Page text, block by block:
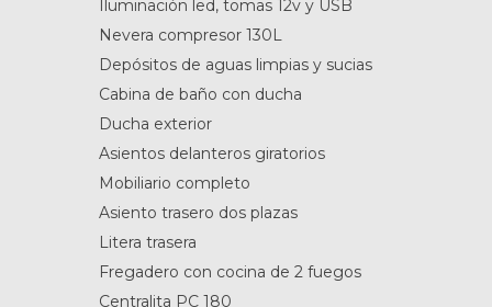
Iluminación led, tomas 12v y USB
Nevera compresor 130L
Depósitos de aguas limpias y sucias
Cabina de baño con ducha
Ducha exterior
Asientos delanteros giratorios
Mobiliario completo
Asiento trasero dos plazas
Litera trasera
Fregadero con cocina de 2 fuegos
Centralita PC 180